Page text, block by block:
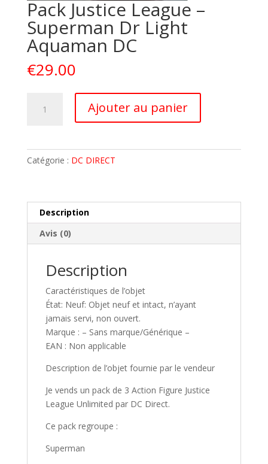
Pack Justice League –
Superman Dr Light
Aquaman DC
€29.00
League
Light
Aquaman
Ajouter au panier
v
Catégorie : DC DIRECT
Description
Avis (0)
Description
Caractéristiques de l’objet
État: Neuf: Objet neuf et intact, n’ayant
jamais servi, non ouvert.
Marque : – Sans marque/Générique –
EAN : Non applicable
Description de l’objet fournie par le vendeur
Je vends un pack de 3 Action Figure Justice
League Unlimited par DC Direct.
Ce pack regroupe :
Superman